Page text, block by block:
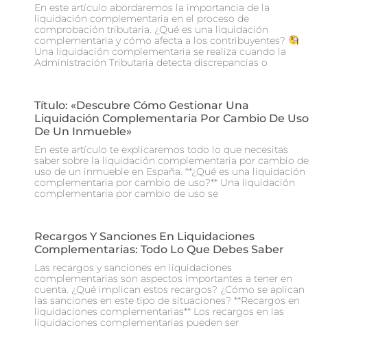
En este artículo abordaremos la importancia de la
liquidación complementaria en el proceso de
comprobación tributaria. ¿Qué es una liquidación
complementaria y cómo afecta a los contribuyentes?
Una liquidación complementaria se realiza cuando la
Administración Tributaria detecta discrepancias o
Título: «Descubre Cómo Gestionar Una
Liquidación Complementaria Por Cambio De Uso
De Un Inmueble»
En este artículo te explicaremos todo lo que necesitas
saber sobre la liquidación complementaria por cambio de
uso de un inmueble en España. **¿Qué es una liquidación
complementaria por cambio de uso?** Una liquidación
complementaria por cambio de uso se
Recargos Y Sanciones En Liquidaciones
Complementarias: Todo Lo Que Debes Saber
Las recargos y sanciones en liquidaciones
complementarias son aspectos importantes a tener en
cuenta. ¿Qué implican estos recargos? ¿Cómo se aplican
las sanciones en este tipo de situaciones? **Recargos en
liquidaciones complementarias** Los recargos en las
liquidaciones complementarias pueden ser